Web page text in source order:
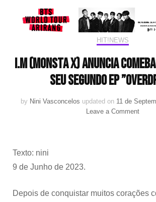
HIT!NEWS
I.M (MONSTA X) anuncia
seu segundo EP
by Nini Vasconcelos updated on 11 de
Leave a Commenton
seu
Texto: nini
9 de Junho de 2023.
Depois de conquistar muitos corações